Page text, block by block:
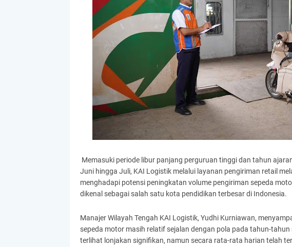
Memasuki periode libur panjang perguruan tinggi dan tahun
Juni hingga Juli, KAI Logistik melalui layanan pengiriman retail
menghadapi potensi peningkatan volume pengiriman sepeda
dikenal sebagai salah satu kota pendidikan terbesar di Indonesia.
Manajer Wilayah Tengah KAI Logistik, Yudhi Kurniawan,
sepeda motor masih relatif sejalan dengan pola pada tahun-
terlihat lonjakan signifikan, namun secara rata-rata harian telah